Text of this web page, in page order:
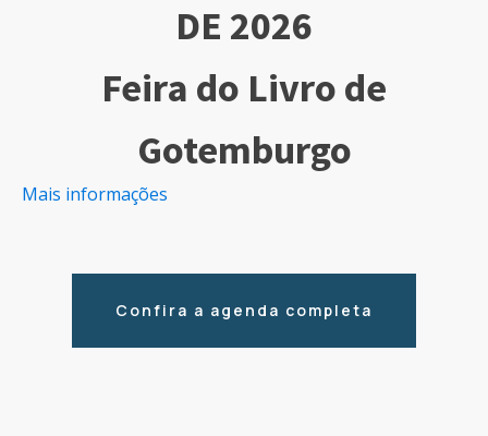
DE 2026
Feira do Livro de
Gotemburgo
Mais informações
Confira a agenda completa